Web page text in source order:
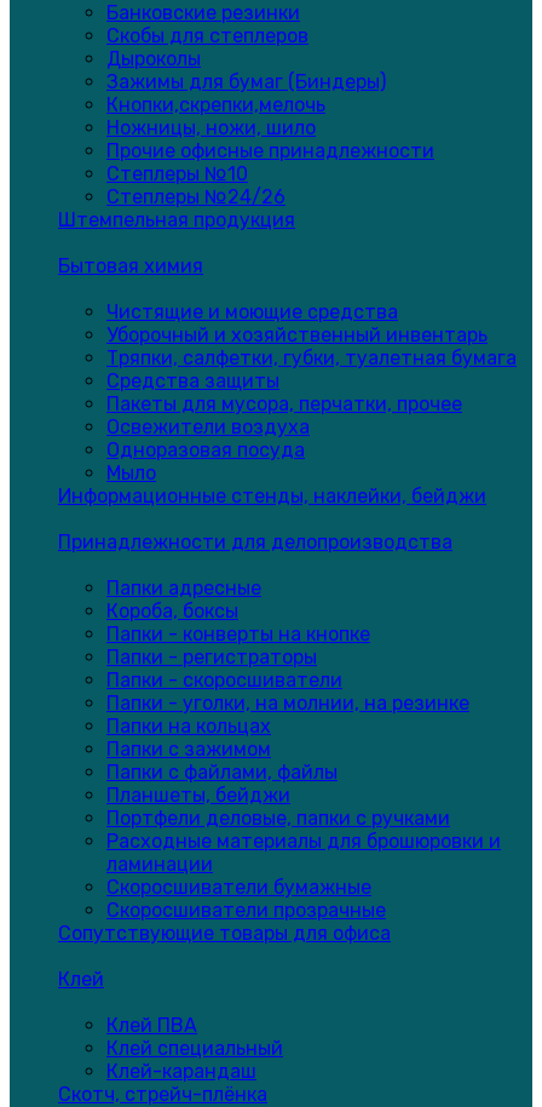
Банковские резинки
Скобы для степлеров
Дыроколы
Зажимы для бумаг (Биндеры)
Кнопки,скрепки,мелочь
Ножницы, ножи, шило
Прочие офисные принадлежности
Степлеры №10
Степлеры №24/26
Штемпельная продукция
Бытовая химия
Чистящие и моющие средства
Уборочный и хозяйственный инвентарь
Тряпки, салфетки, губки, туалетная бумага
Средства защиты
Пакеты для мусора, перчатки, прочее
Освежители воздуха
Одноразовая посуда
Мыло
Информационные стенды, наклейки, бейджи
Принадлежности для делопроизводства
Папки адресные
Короба, боксы
Папки - конверты на кнопке
Папки - регистраторы
Папки - скоросшиватели
Папки - уголки, на молнии, на резинке
Папки на кольцах
Папки с зажимом
Папки с файлами, файлы
Планшеты, бейджи
Портфели деловые, папки с ручками
Расходные материалы для брошюровки и
ламинации
Скоросшиватели бумажные
Скоросшиватели прозрачные
Сопутствующие товары для офиса
Клей
Клей ПВА
Клей специальный
Клей-карандаш
Скотч, стрейч-плёнка